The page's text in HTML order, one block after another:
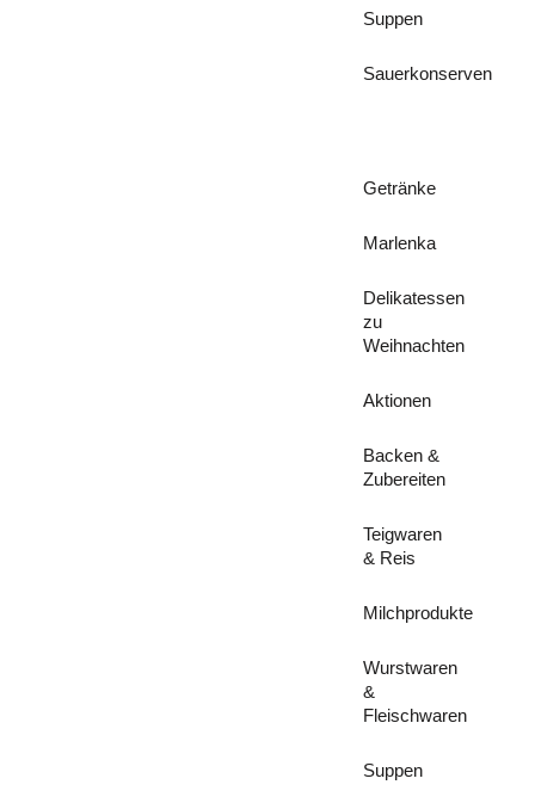
Suppen
Sauerkonserven
Getränke
Marlenka
Delikatessen
zu
Weihnachten
Aktionen
Backen &
Zubereiten
Teigwaren
& Reis
Milchprodukte
Wurstwaren
&
Fleischwaren
Suppen